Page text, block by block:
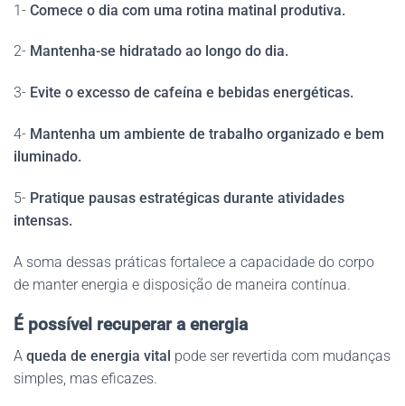
1- Comece o dia com uma rotina matinal produtiva.
2- Mantenha-se hidratado ao longo do dia.
3- Evite o excesso de cafeína e bebidas energéticas.
4- Mantenha um ambiente de trabalho organizado e bem
iluminado.
5- Pratique pausas estratégicas durante atividades
intensas.
A soma dessas práticas fortalece a capacidade do corpo
de manter energia e disposição de maneira contínua.
É possível recuperar a energia
A queda de energia vital pode ser revertida com mudanças
simples, mas eficazes.